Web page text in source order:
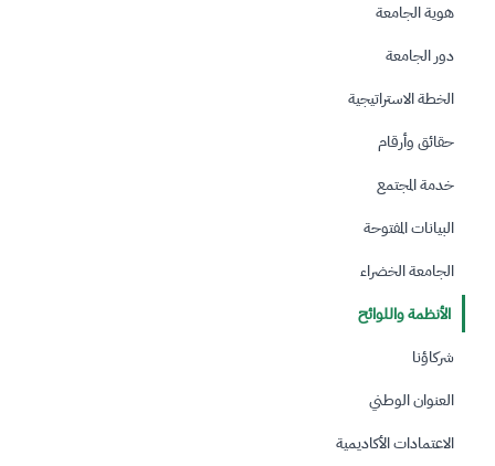
هوية الجامعة
دور الجامعة
الخطة الاستراتيجية
حقائق وأرقام
خدمة المجتمع
البيانات المفتوحة
الجامعة الخضراء
الأنظمة واللوائح
شركاؤنا
العنوان الوطني
الاعتمادات الأكاديمية